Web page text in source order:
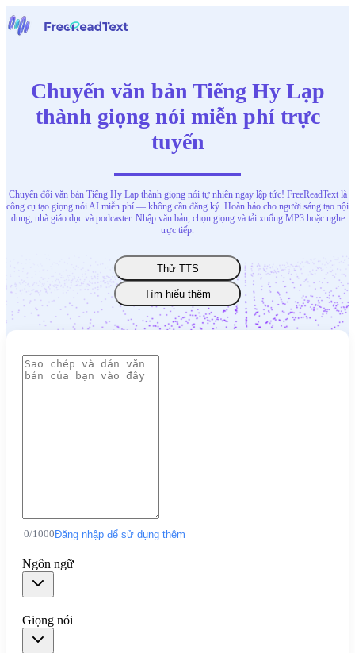
Công cụ
Tin tức
Bảng giá
Tiếng Việt
Chuyển văn bản Tiếng Hy Lạp
thành giọng nói miễn phí trực
tuyến
Chuyển đổi văn bản Tiếng Hy Lạp thành giọng nói tự nhiên ngay lập tức! FreeReadText là
công cụ tạo giọng nói AI miễn phí — không cần đăng ký. Hoàn hảo cho người sáng tạo nội
dung, nhà giáo dục và podcaster. Nhập văn bản, chọn giọng và tải xuống MP3 hoặc nghe
trực tiếp.
Thử TTS
Tìm hiểu thêm
0/1000Đăng nhập để sử dụng thêm
Ngôn ngữ
Giọng nói